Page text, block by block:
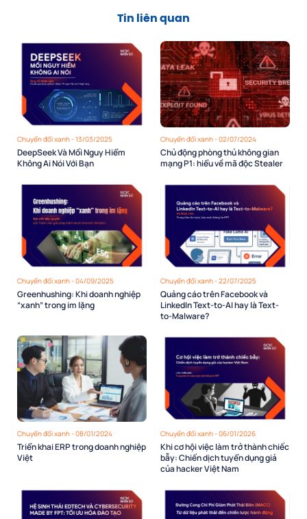
Tin liên quan
Chuyển đổi xanh - 13/03/2025
DeepSeek Và Mối Nguy Hiểm
Không Ai Nói Với Bạn
Chuyển đổi xanh - 02/07/2024
Chủ động phòng thủ không gian
mạng P1: hiểu về mã độc Stealer
Chuyển đổi xanh - 04/09/2025
Greenhushing: Khi doanh nghiệp
“xanh” trong im lặng
Chuyển đổi xanh - 22/07/2025
Quảng cáo trên Facebook và
LinkedIn Text-to-AI hay là Text-
to-Malware?
Chuyển đổi xanh - 08/01/2024
Triển khai ERP trong doanh nghiệp
Việt
Chuyển đổi xanh - 06/01/2026
Khi cơ hội việc làm trở thành chiếc
bẫy: Chiến dịch tuyển dụng giả
của hacker Việt Nam